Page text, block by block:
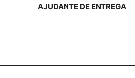
AJUDANTE DE ENTREGA